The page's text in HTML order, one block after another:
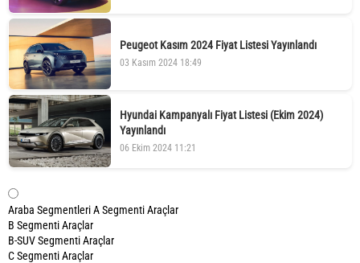
Peugeot Kasım 2024 Fiyat Listesi Yayınlandı
03 Kasım 2024 18:49
Hyundai Kampanyalı Fiyat Listesi (Ekim 2024)
Yayınlandı
06 Ekim 2024 11:21
Araba SegmentleriA Segmenti Araçlar
B Segmenti Araçlar
B-SUV Segmenti Araçlar
C Segmenti Araçlar